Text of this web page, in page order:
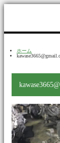
ホーム